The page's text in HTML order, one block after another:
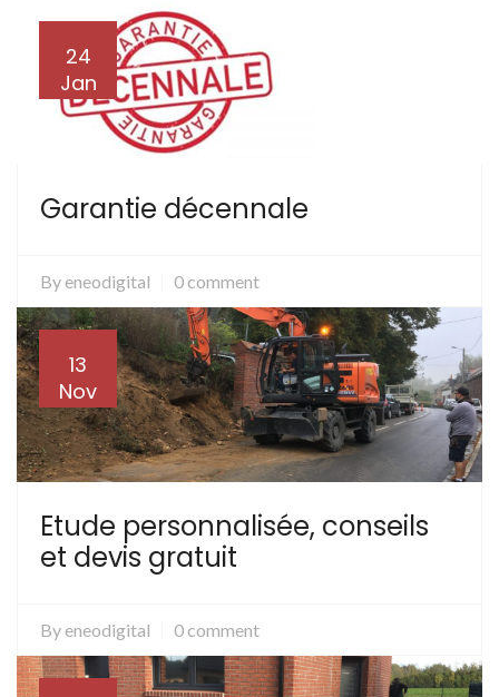
24
Jan
Garantie décennale
By eneodigital 0 comment
13
Nov
Etude personnalisée, conseils
et devis gratuit
By eneodigital 0 comment